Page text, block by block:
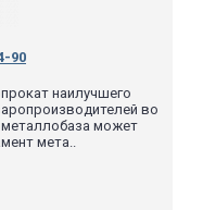
90
наилучшего
во
может
мета..